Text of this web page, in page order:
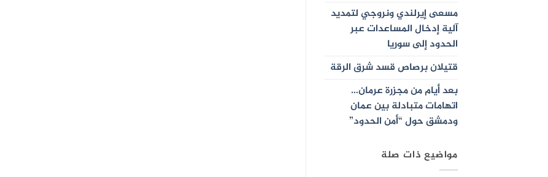
مسعى إيرلندي ونروجي لتمديد
آلية إدخال المساعدات عبر
الحدود إلى سوريا
قتيلان برصاص قسد شرق الرقة
بعد أيام من مجزرة عرمان…
اتهامات متبادلة بين عمان
ودمشق حول “أمن الحدود”
مواضيع ذات صلة